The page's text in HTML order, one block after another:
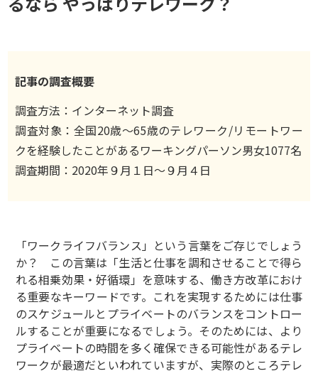
記事の調査概要
調査方法：インターネット調査
調査対象：全国20歳〜65歳のテレワーク/リモートワー
クを経験したことがあるワーキングパーソン男女1077名
調査期間：2020年９月１日〜９月４日
「ワークライフバランス」という言葉をご存じでしょう
か？ この言葉は「生活と仕事を調和させることで得ら
れる相乗効果・好循環」を意味する、働き方改革におけ
る重要なキーワードです。これを実現するためには仕事
のスケジュールとプライベートのバランスをコントロー
ルすることが重要になるでしょう。そのためには、より
プライベートの時間を多く確保できる可能性があるテレ
ワークが最適だといわれていますが、実際のところテレ